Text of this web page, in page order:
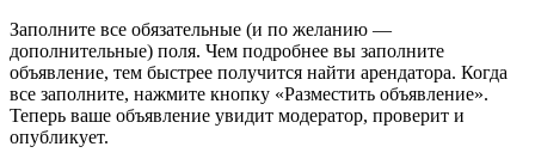
Заполните все обязательные (и по желанию —
дополнительные) поля. Чем подробнее вы заполните
объявление, тем быстрее получится найти арендатора. Когда
все заполните, нажмите кнопку «Разместить объявление».
Теперь ваше объявление увидит модератор, проверит и
опубликует.